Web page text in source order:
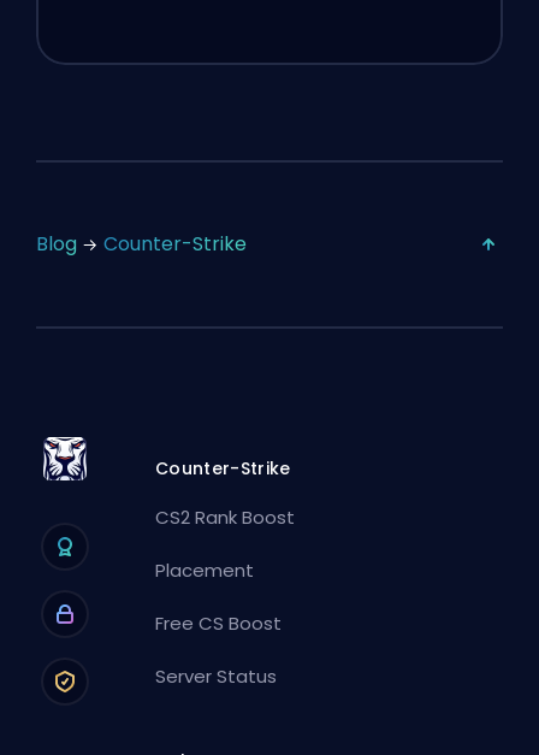
Blog Counter-Strike
Counter-Strike
CS2 Rank Boost
Placement
Free CS Boost
Server Status